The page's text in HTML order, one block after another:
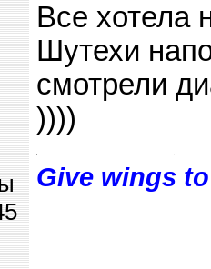
Все хотела
Шутехи
смотрели
))))
Give wings